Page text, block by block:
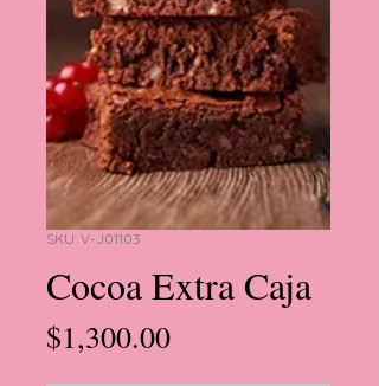
SKU: V-J01103
Cocoa Extra Caja
$1,300.00Precio